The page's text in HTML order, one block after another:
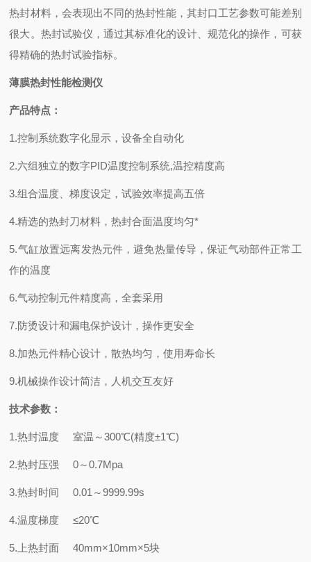
热封材料，会表现出不同的热封性能，其封口工艺参数可能差别
很大。热封试验仪，通过其标准化的设计、规范化的操作，可获
得精确的热封试验指标。
薄膜热封性能检测仪
产品特点：
1.控制系统数字化显示，设备全自动化
2.六组独立的数字PID温度控制系统,温控精度高
3.组合温度、梯度设定，试验效率提高五倍
4.精选的热封刀材料，热封合面温度均匀*
5.气缸放置远离发热元件，避免热量传导，保证气动部件正常工
作的温度
6.气动控制元件精度高，全套采用
7.防烫设计和漏电保护设计，操作更安全
8.加热元件精心设计，散热均匀，使用寿命长
9.机械操作设计简洁，人机交互友好
技术参数：
1.热封温度 室温～300℃(精度±1℃)
2.热封压强 0～0.7Mpa
3.热封时间 0.01～9999.99s
4.温度梯度 ≤20℃
5.上热封面 40mm×10mm×5块